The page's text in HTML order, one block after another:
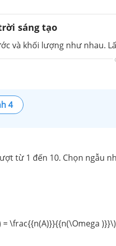
sáng tạo
và khối lượng như nhau.
4
từ 1 đến 10. Chọn ngẫu
\frac{{n(A)}}{{n(\Omega